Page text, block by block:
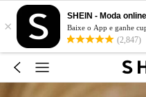
×
SHEIN - Moda online
Baixe o App e ganhe
(2,847)